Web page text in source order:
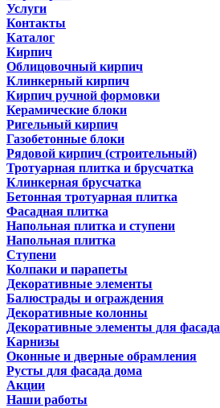
Услуги
Контакты
Каталог
Кирпич
Облицовочный кирпич
Клинкерный кирпич
Кирпич ручной формовки
Керамические блоки
Ригельный кирпич
Газобетонные блоки
Рядовой кирпич (строительный)
Тротуарная плитка и брусчатка
Клинкерная брусчатка
Бетонная тротуарная плитка
Фасадная плитка
Напольная плитка и ступени
Напольная плитка
Ступени
Колпаки и парапеты
Декоративные элементы
Балюстрады и ограждения
Декоративные колонны
Декоративные элементы для фасада
Карнизы
Оконные и дверные обрамления
Русты для фасада дома
Акции
Наши работы